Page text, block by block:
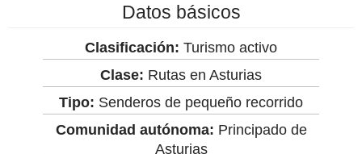
Datos básicos
Clasificación: Turismo activo
Clase: Rutas en Asturias
Tipo: Senderos de pequeño recorrido
Comunidad autónoma: Principado de
Asturias